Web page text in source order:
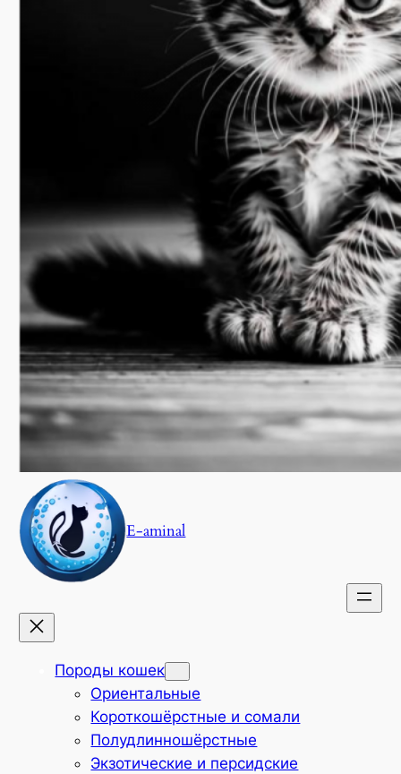
E-aminal
Породы кошек
Ориентальные
Короткошёрстные и сомали
Полудлинношёрстные
Экзотические и персидские